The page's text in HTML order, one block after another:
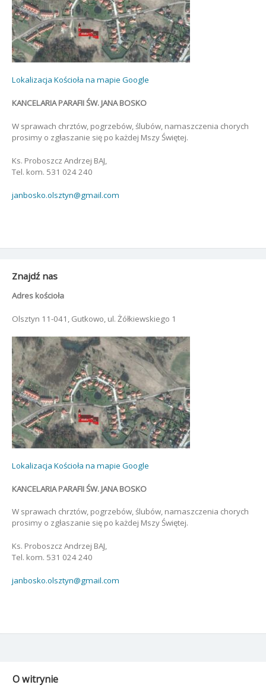
Lokalizacja Kościoła na mapie Google
KANCELARIA PARAFII ŚW. JANA BOSKO
W sprawach chrztów, pogrzebów, ślubów, namaszczenia chorych
prosimy o zgłaszanie się po każdej Mszy Świętej.
Ks. Proboszcz Andrzej BAJ,
Tel. kom. 531 024 240
janbosko.olsztyn@gmail.com
Znajdź nas
Adres kościoła
Olsztyn 11-041, Gutkowo, ul. Żółkiewskiego 1
Lokalizacja Kościoła na mapie Google
KANCELARIA PARAFII ŚW. JANA BOSKO
W sprawach chrztów, pogrzebów, ślubów, namaszczenia chorych
prosimy o zgłaszanie się po każdej Mszy Świętej.
Ks. Proboszcz Andrzej BAJ,
Tel. kom. 531 024 240
janbosko.olsztyn@gmail.com
O witrynie